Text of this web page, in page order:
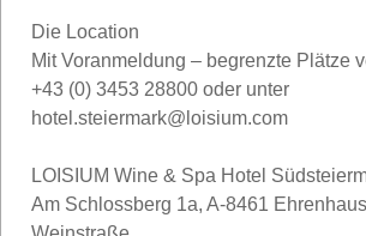
Die Location
Mit Voranmeldung – begrenzte Plätze
+43 (0) 3453 28800 oder unter
hotel.steiermark@loisium.com
LOISIUM Wine & Spa Hotel
Am Schlossberg 1a, A-8461